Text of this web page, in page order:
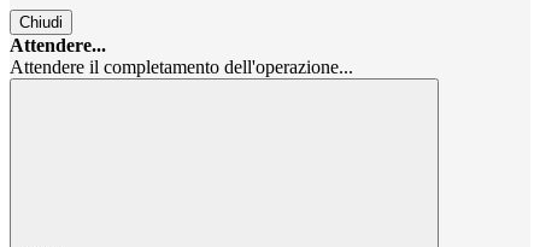
Chiudi
Attendere...
Attendere il completamento dell'operazione...